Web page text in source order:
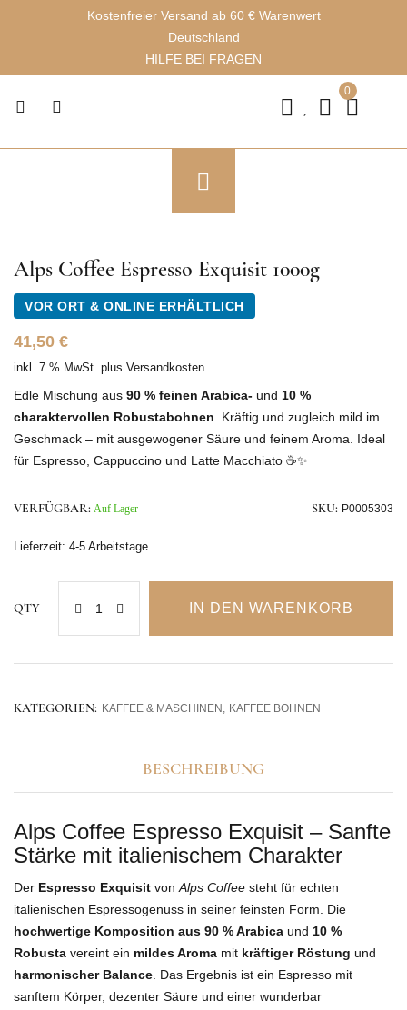
Kostenfreier Versand ab 60 € Warenwert
Deutschland
HILFE BEI FRAGEN
0
Alps Coffee Espresso Exquisit 1000g
VOR ORT & ONLINE ERHÄLTLICH
41,50 €
inkl. 7 % MwSt. plus Versandkosten
Edle Mischung aus 90 % feinen Arabica- und 10 %
charaktervollen Robustabohnen . Kräftig und zugleich mild im
Geschmack – mit ausgewogener Säure und feinem Aroma. Ideal
für Espresso, Cappuccino und Latte Macchiato ☕✨
VERFÜGBAR: Auf Lager SKU: P0005303
Lieferzeit: 4-5 Arbeitstage
QTY IN DEN WARENKORB
KATEGORIEN: KAFFEE & MASCHINEN KAFFEE BOHNEN
BESCHREIBUNG
Alps Coffee Espresso Exquisit – Sanfte
Stärke mit italienischem Charakter
Der Espresso Exquisit von Alps Coffee steht für echten
italienischen Espressogenuss in seiner feinsten Form. Die
hochwertige Komposition aus 90 % Arabica und 10 %
Robusta vereint ein mildes Aroma mit kräftiger Röstung und
harmonischer Balance . Das Ergebnis ist ein Espresso mit
sanftem Körper, dezenter Säure und einer wunderbar